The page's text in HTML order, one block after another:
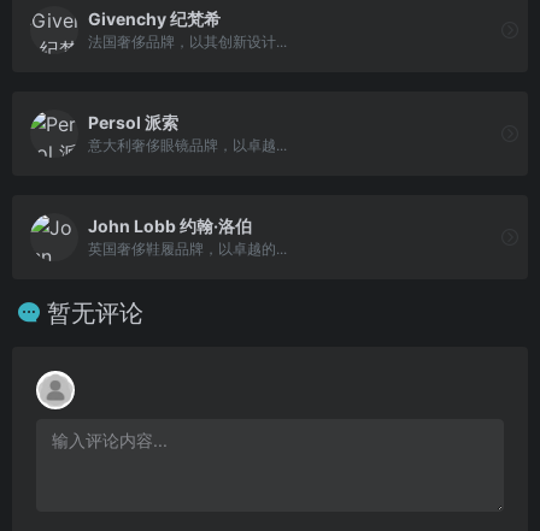
Givenchy 纪梵希
法国奢侈品牌，以其创新设计...
Persol 派索
意大利奢侈眼镜品牌，以卓越...
John Lobb 约翰·洛伯
英国奢侈鞋履品牌，以卓越的...
暂无评论